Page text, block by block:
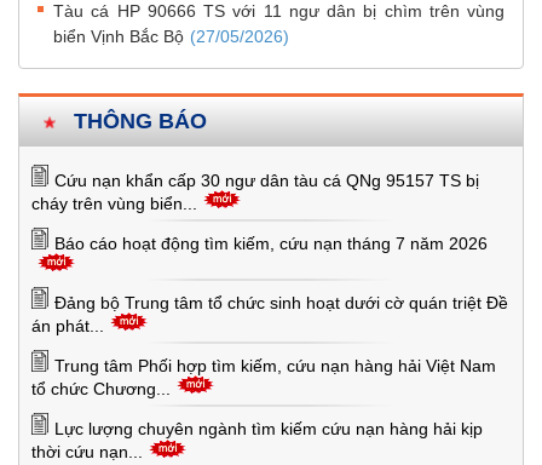
THÔNG BÁO
Cứu nạn khẩn cấp 30 ngư dân tàu cá QNg 95157 TS bị
cháy trên vùng biển...
Báo cáo hoạt động tìm kiếm, cứu nạn tháng 7 năm 2026
Đảng bộ Trung tâm tổ chức sinh hoạt dưới cờ quán triệt Đề
án phát...
Trung tâm Phối hợp tìm kiếm, cứu nạn hàng hải Việt Nam
tổ chức Chương...
Lực lượng chuyên ngành tìm kiếm cứu nạn hàng hải kịp
thời cứu nạn...
Tàu cá HP 90666 TS với 11 ngư dân bị chìm trên vùng
biển Vịnh Bắc Bộ (27/05/2026)